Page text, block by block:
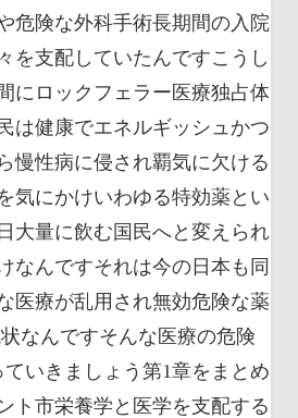
危険な外科手術長期間の入院
を支配していたんですこうし
にロックフェラー医療独占体
は健康でエネルギッシュかつ
慢性病に侵され覇気に欠ける
気にかけいわゆる特効薬とい
大量に飲む国民へと変えられ
なんですそれは今の日本も同
医療が乱用され無効危険な薬
なんですそんな医療の危険
いきましょう第1章をまとめ
ト市栄養学と医学を支配する